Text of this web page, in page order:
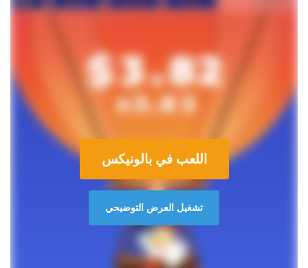
اللعب في بالونيكس
تشغيل العرض التوضيحي